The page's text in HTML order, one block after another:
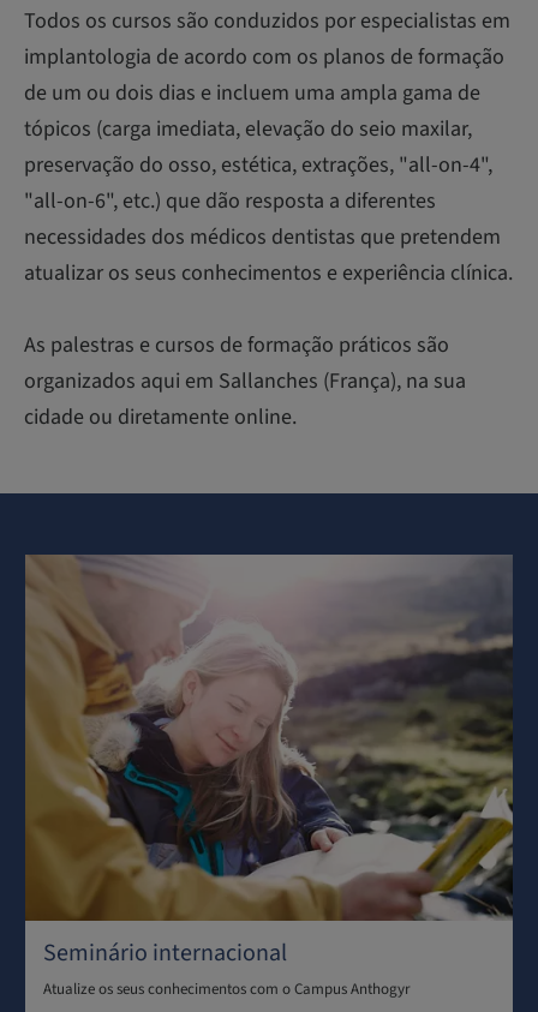
Todos os cursos são conduzidos por especialistas em
implantologia de acordo com os planos de formação
de um ou dois dias e incluem uma ampla gama de
tópicos (carga imediata, elevação do seio maxilar,
preservação do osso, estética, extrações, "all-on-4",
"all-on-6", etc.) que dão resposta a diferentes
necessidades dos médicos dentistas que pretendem
atualizar os seus conhecimentos e experiência clínica.
As palestras e cursos de formação práticos são
organizados aqui em Sallanches (França), na sua
cidade ou diretamente online.
Seminário internacional
Atualize os seus conhecimentos com o Campus Anthogyr